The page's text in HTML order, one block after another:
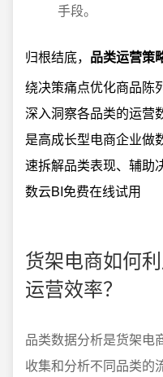
手段。
归根结底， 品类运营策
绕决策痛点优化商品陈
深入洞察各品类的运
是高成长型电商企业做
速拆解品类表现、辅助
数云BI免费在线试用
货架电商如何
运营效率？
品类数据分析是货架电
收集和分析不同品类的